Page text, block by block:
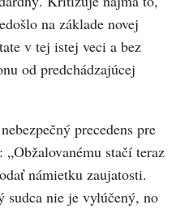
na základe novej
v tej istej veci a bez
od predchádzajúcej
precedens pre
stačí teraz
námietku zaujatosti.
sudca nie je vylúčený, no